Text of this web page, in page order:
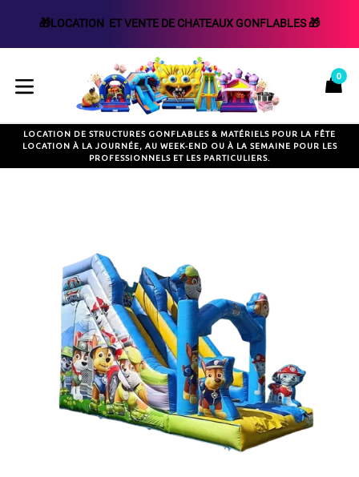
🎁LOCATION  ET VENTE DE CHATEAUX GONFLABLES 🎁
au
contenudévelopper/réduire
0
LOCATION DE STRUCTURES GONFLABLES & MATÉRIELS POUR LA FÊTE
LOCATION À LA JOURNÉE, AU WEEK-END OU À LA SEMAINE POUR LES
PROFESSIONNELS ET LES PARTICULIERS.